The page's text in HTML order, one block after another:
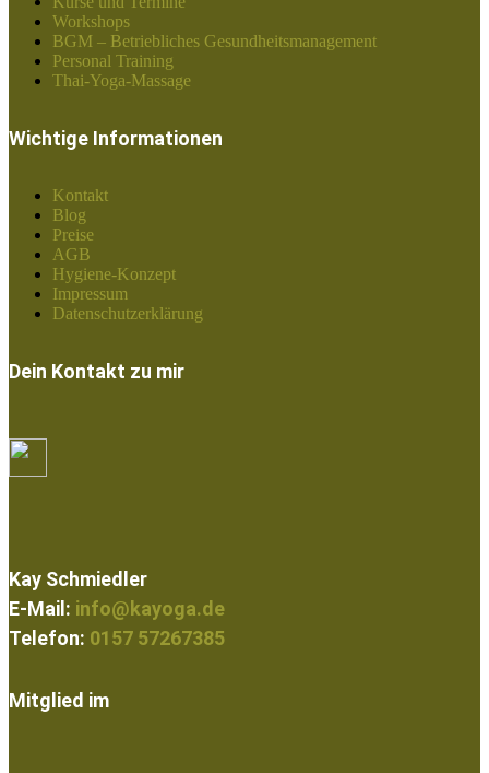
Workshops
BGM – Betriebliches Gesundheitsmanagement
Personal Training
Thai-Yoga-Massage
Wichtige Informationen
Kontakt
Blog
Preise
AGB
Hygiene-Konzept
Impressum
Datenschutzerklärung
Dein Kontakt zu mir
Kay Schmiedler
E-Mail: info@kayoga.de
Telefon: 0157 57267385
Mitglied im